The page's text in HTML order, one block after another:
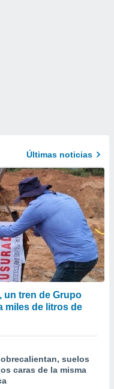
Últimas noticias
un tren de Grupo
miles de litros de
suelos
caras de la misma